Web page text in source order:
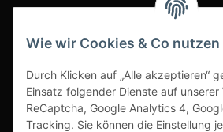
Wie wir Cookies & Co nutzen
Durch Klicken auf „Alle akzeptieren“
Einsatz folgender Dienste auf unserer
ReCaptcha, Google Analytics 4,
Tracking. Sie können die Einstellung